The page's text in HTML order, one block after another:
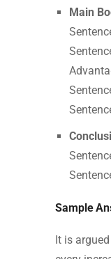
Main
Sample
It is